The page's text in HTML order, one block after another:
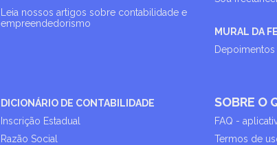
Leia nossos artigos sobre contabilidade e
empreendedorismo
MURAL DA
DICIONÁRIO DE CONTABILIDADE
Inscrição Estadual
Razão Social
SOBRE O
FAQ -
Termos de